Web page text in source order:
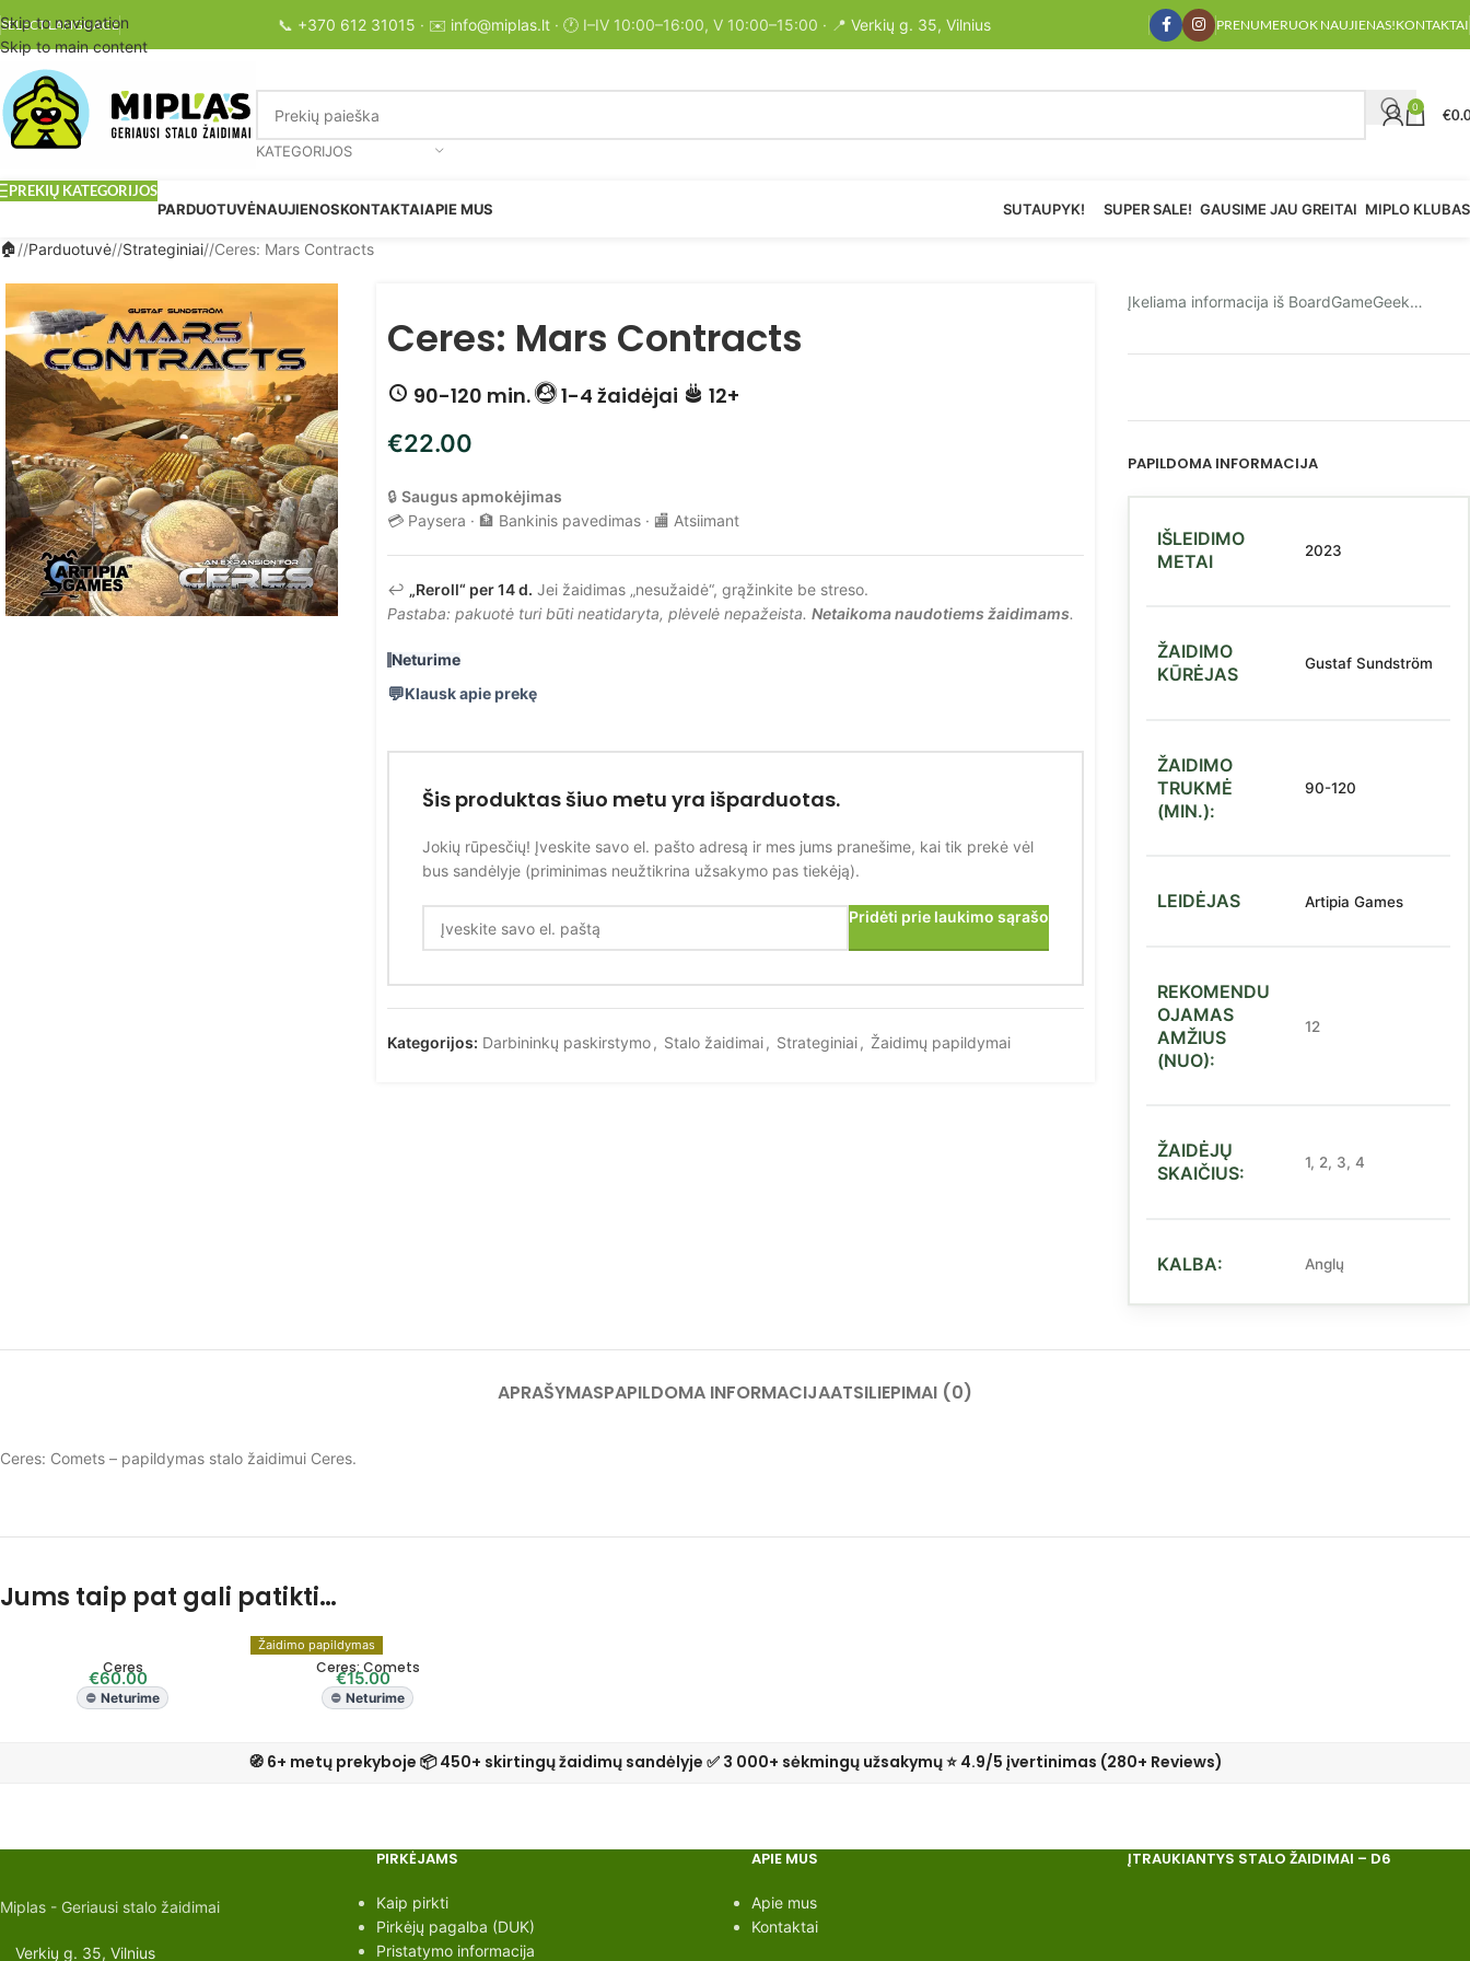
Skip to navigation
Skip to main content
SELECT LANGUAGE 📞 +370 612 31015 · ✉️ info@miplas.lt · 🕐 I–IV 10:00–16:00, V 10:00–15:00 · 📍 Verkių g. 35, Vilnius PRENUMERUOK NAUJIENAS!KONTAKTAI
KATEGORIJOS
0 €
PREKIŲ KATEGORIJOS
PARDUOTUVĖNAUJIENOSKONTAKTAIAPIE MUS SUTAUPYK! SUPER SALE! GAUSIME JAU GREITAI MIPLO KLUBAS
/ Parduotuvė/ Strateginiai/ Ceres: Mars Contracts
Ceres: Mars Contracts
90-120 min. 1-4 žaidėjai 12+
€22.00
🔒 Saugus apmokėjimas
💳 Paysera · 🏦 Bankinis pavedimas · 🏬 Atsiimant
↩️ „Reroll“ per 14 d. Jei žaidimas „nesužaidė“, grąžinkite be streso.
Pastaba: pakuotė turi būti neatidaryta, plėvelė nepažeista. Netaikoma naudotiems žaidimams.
Neturime
Klausk apie prekę
Šis produktas šiuo metu yra išparduotas.
Jokių rūpesčių! Įveskite savo el. pašto adresą ir mes jums pranešime, kai tik prekė vėl
bus sandėlyje (priminimas neužtikrina užsakymo pas tiekėją).
Pridėti prie laukimo sąrašo
Kategorijos: Darbininkų paskirstymo , Stalo žaidimai , Strateginiai , Žaidimų papildymai
Įkeliama informacija iš BoardGameGeek…
PAPILDOMA INFORMACIJA
IŠLEIDIMO
METAI
2023
ŽAIDIMO
KŪRĖJAS
Gustaf Sundström
ŽAIDIMO
TRUKMĖ
(MIN.):
90-120
LEIDĖJAS Artipia Games
REKOMENDU
OJAMAS
AMŽIUS
(NUO):
12
ŽAIDĖJŲ
SKAIČIUS:
1, 2, 3,4
KALBA: Anglų
APRAŠYMASPAPILDOMA INFORMACIJAATSILIEPIMAI (0)
Ceres: Comets – papildymas stalo žaidimui Ceres.
Jums taip pat gali patikti…
Ceres
€60.00
Neturime
Žaidimo papildymas
Ceres: Comets
€15.00
Neturime
🧭 6+ metų prekyboje 📦 450+ skirtingų žaidimų sandėlyje ✅ 3 000+ sėkmingų užsakymų ⭐ 4.9/5 įvertinimas (280+ Reviews)
Miplas - Geriausi stalo žaidimai
Verkių g. 35, Vilnius
PIRKĖJAMS
Kaip pirkti
Pirkėjų pagalba (DUK)
Pristatymo informacija
APIE MUS
Apie mus
Kontaktai
ĮTRAUKIANTYS STALO ŽAIDIMAI – D6